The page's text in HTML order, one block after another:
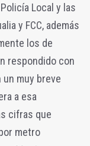
Local y las
y FCC, además
los de
respondido con
un muy breve
a esa
cifras que
metro